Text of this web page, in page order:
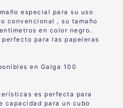
especial para su uso
convencional , su tamaño
en color negro.
para las papeleras
en Galga 100
es perfecta para
capacidad para un cubo